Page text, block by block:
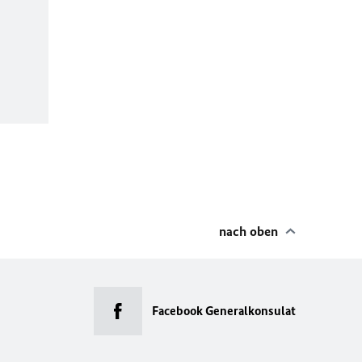
nach oben
Facebook Generalkonsulat